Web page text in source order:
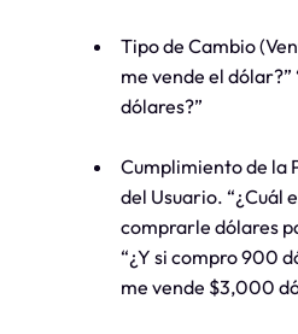
Tipo de Cambio
me vende el
dólares?”
Cumplimiento de la
del Usuario. “¿Cuál
comprarle dólares
“¿Y si compro 900
me vende $3,000